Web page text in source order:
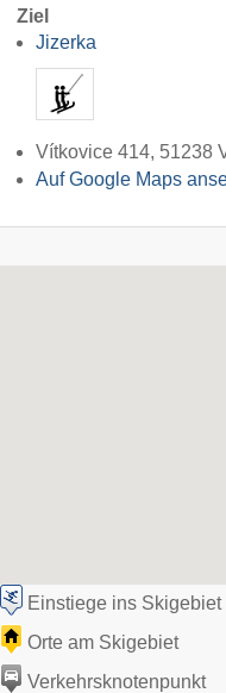
Ziel
Jizerka
Vítkovice 414, 51238
Auf Google Maps
Einstiege ins Skigebiet
Orte am Skigebiet
Verkehrsknotenpunkt